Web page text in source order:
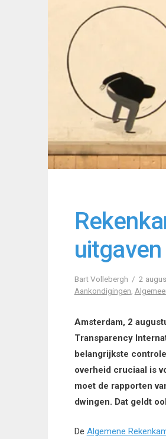
Bart Vollebergh
2
Aankondigingen
Amsterdam, 2
Transparency
belangrijkste
overheid cruciaal is
moet de rapporten
dwingen. Dat geldt
De Algemene